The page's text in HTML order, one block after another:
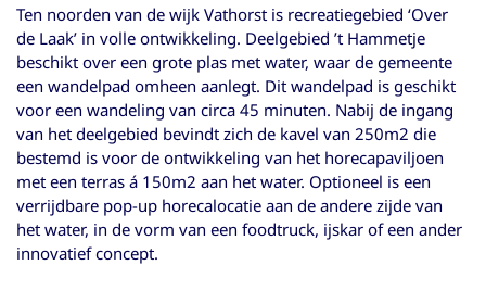
Ten noorden van de wijk Vathorst is recreatiegebied ‘Over
de Laak’ in volle ontwikkeling. Deelgebied ’t Hammetje
beschikt over een grote plas met water, waar de gemeente
een wandelpad omheen aanlegt. Dit wandelpad is geschikt
voor een wandeling van circa 45 minuten. Nabij de ingang
van het deelgebied bevindt zich de kavel van 250m2 die
bestemd is voor de ontwikkeling van het horecapaviljoen
met een terras á 150m2 aan het water. Optioneel is een
verrijdbare pop-up horecalocatie aan de andere zijde van
het water, in de vorm van een foodtruck, ijskar of een ander
innovatief concept.